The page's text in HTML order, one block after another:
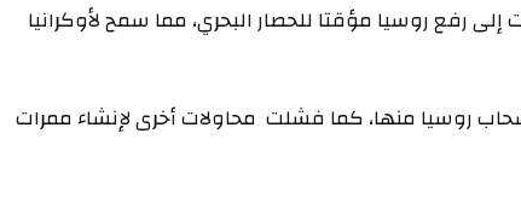
رفع روسيا مؤقتا للحصار البحري، مما سمح لأوكرانيا
روسيا منها، كما فشلت محاولات أخرى لإنشاء ممرات